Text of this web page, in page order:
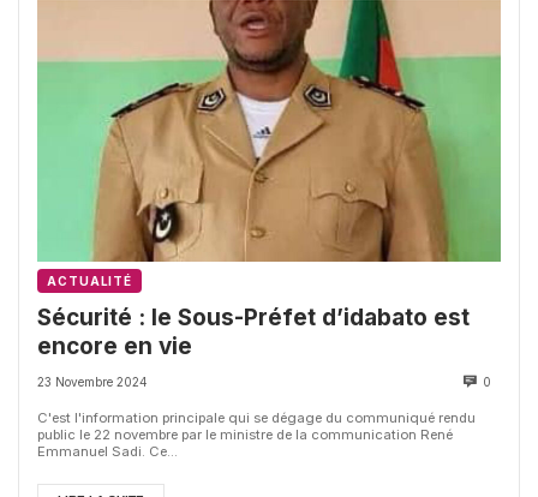
ACTUALITÉ
Sécurité : le Sous-Préfet d’idabato est
encore en vie
23 Novembre 2024 0
C'est l'information principale qui se dégage du communiqué rendu
public le 22 novembre par le ministre de la communication René
Emmanuel Sadi. Ce...